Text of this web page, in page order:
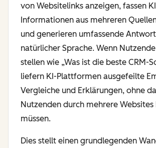
von Websitelinks anzeigen, fassen
Informationen aus mehreren
und generieren umfassende
natürlicher Sprache. Wenn
stellen wie „Was ist die beste CRM-
liefern KI-Plattformen ausgefeilte
Vergleiche und Erklärungen, ohne
Nutzenden durch mehrere
müssen.
Dies stellt einen grundlegenden